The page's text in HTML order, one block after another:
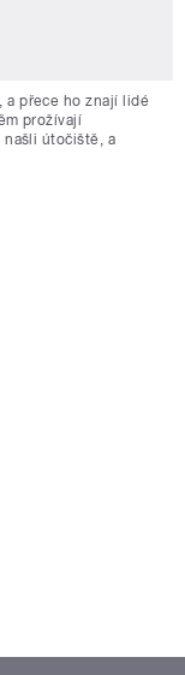
a přece ho znají lidé
prožívají
útočiště, a